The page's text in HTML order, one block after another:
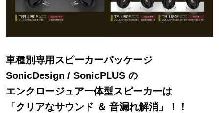
車種別専用スピーカーパッケージ
SonicDesign / SonicPLUS の
エンクロージュア一体型スピーカーは
「クリアなサウンド ＆ 音漏れ解消」！！